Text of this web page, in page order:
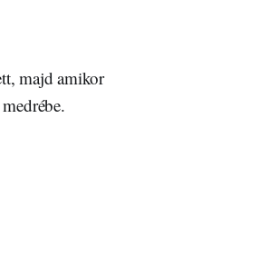
majd amikor